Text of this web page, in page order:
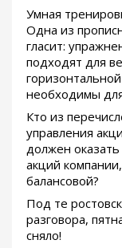
Умная
Одна из
гласит:
подходят для
необходимы
Кто из
управления
должен
акций
балансовой?
Под те
разговора,
сняло!